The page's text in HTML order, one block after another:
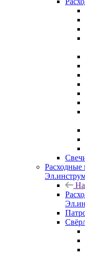
Расходные